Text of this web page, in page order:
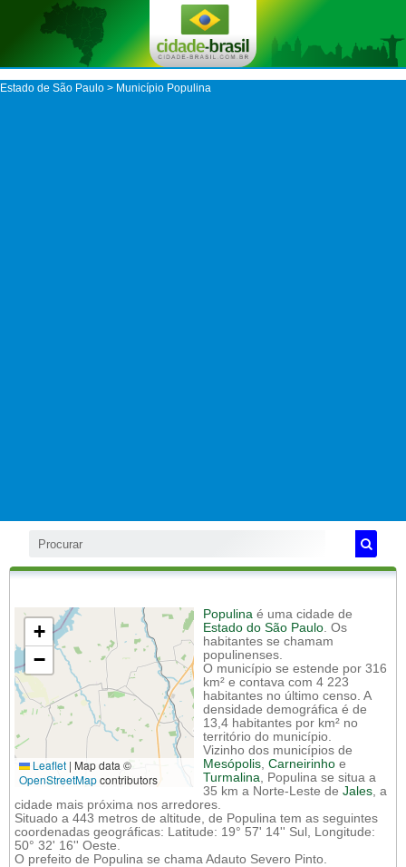
Estado de São Paulo > Município Populina
+
−
Leaflet | Map data ©
OpenStreetMapcontributors
Populina é uma cidade de
Estado do São Paulo. Os
habitantes se chamam
populinenses.
O município se estende por 316
km² e contava com 4 223
habitantes no último censo. A
densidade demográfica é de
13,4 habitantes por km² no
território do município.
Vizinho dos municípios de
Mesópolis, Carneirinho e
Turmalina, Populina se situa a
35 km a Norte-Leste de Jales, a
cidade mais próxima nos arredores.
Situado a 443 metros de altitude, de Populina tem as seguintes
coordenadas geográficas: Latitude: 19° 57' 14'' Sul, Longitude:
50° 32' 16'' Oeste.
O prefeito de Populina se chama Adauto Severo Pinto.